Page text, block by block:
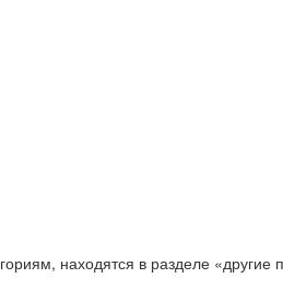
находятся в разделе «другие